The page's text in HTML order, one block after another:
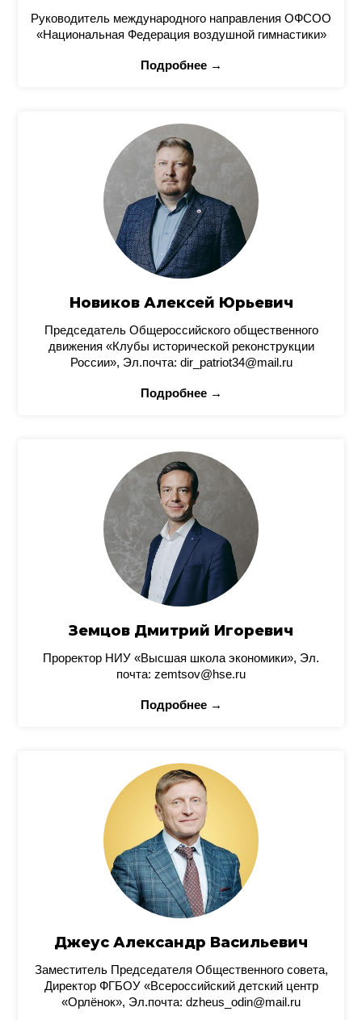
Руководитель международного направления ОФСОО
«Национальная Федерация воздушной гимнастики»
Подробнее →
Новиков Алексей Юрьевич
Председатель Общероссийского общественного
движения «Клубы исторической реконструкции
России», Эл.почта: dir_patriot34@mail.ru
Подробнее →
Земцов Дмитрий Игоревич
Проректор НИУ «Высшая школа экономики», Эл.
почта: zemtsov@hse.ru
Подробнее →
Джеус Александр Васильевич
Заместитель Председателя Общественного совета,
Директор ФГБОУ «Всероссийский детский центр
«Орлёнок», Эл.почта: dzheus_odin@mail.ru